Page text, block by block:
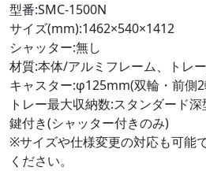
型番:SMC-1500N
サイズ(mm):1462×540×1412
シャッター:無し
材質:本体/アルミフレーム、トレ
キャスター:φ125mm(双輪・前側
トレー最大収納数:スタンダード
鍵付き(シャッター付きのみ)
※サイズや仕様変更の対応も可能
ください。